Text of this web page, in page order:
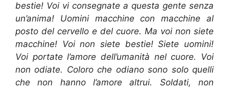
bestie! Voi vi consegnate a questa gente senza
un’anima! Uomini macchine con macchine al
posto del cervello e del cuore. Ma voi non siete
macchine! Voi non siete bestie! Siete uomini!
Voi portate l’amore dell’umanità nel cuore. Voi
non odiate. Coloro che odiano sono solo quelli
che non hanno l’amore altrui. Soldati, non